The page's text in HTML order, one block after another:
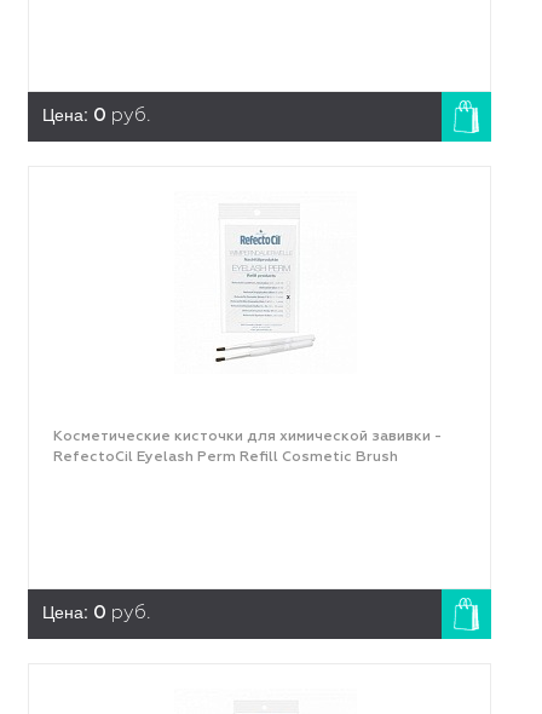
Цена: 0 руб.
Косметические кисточки для химической завивки -
RefectoCil Eyelash Perm Refill Cosmetic Brush
Цена: 0 руб.